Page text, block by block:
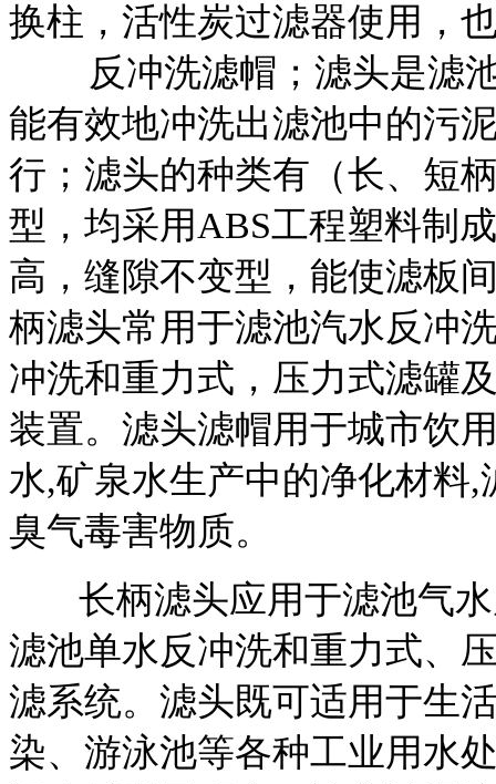
换柱，活性炭过滤器使用，
反冲洗滤帽；滤头是滤池
能有效地冲洗出滤池中的污
行；滤头的种类有（长、短
型，均采用ABS工程塑料制
高，缝隙不变型，能使滤板
柄滤头常用于滤池汽水反冲
冲洗和重力式，压力式滤罐
装置。滤头滤帽用于城市饮
水,矿泉水生产中的净化材料
臭气毒害物质。
长柄滤头应用于滤池气水
滤池单水反冲洗和重力式、
滤系统。滤头既可适用于生
染、游泳池等各种工业用水